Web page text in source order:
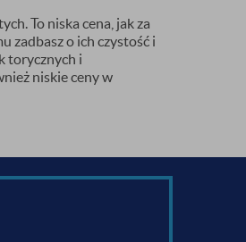
To niska cena, jak za
zadbasz o ich czystość i
torycznych i
niskie ceny w